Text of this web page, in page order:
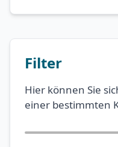
Filter
Hier können Sie
einer bestimmten